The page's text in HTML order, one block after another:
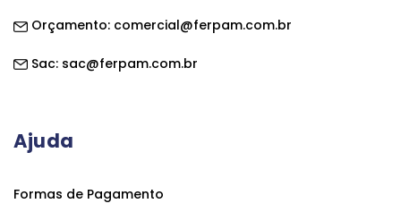
Orçamento: comercial@ferpam.com.br
Sac: sac@ferpam.com.br
Ajuda
Formas de Pagamento